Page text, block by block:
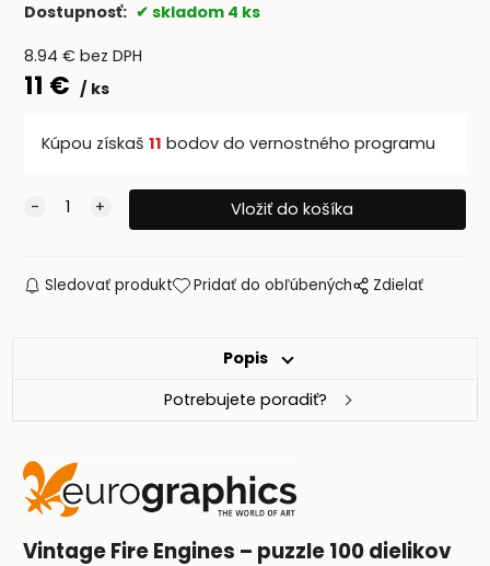
Dostupnosť: skladom 4 ks
8.94 € bez DPH
11 € ks
Kúpou získaš 11 bodov do vernostného programu
Sledovať produkt Pridať do obľúbených Zdielať
Popis
Potrebujete poradiť?
Vintage Fire Engines – puzzle 100 dielikov